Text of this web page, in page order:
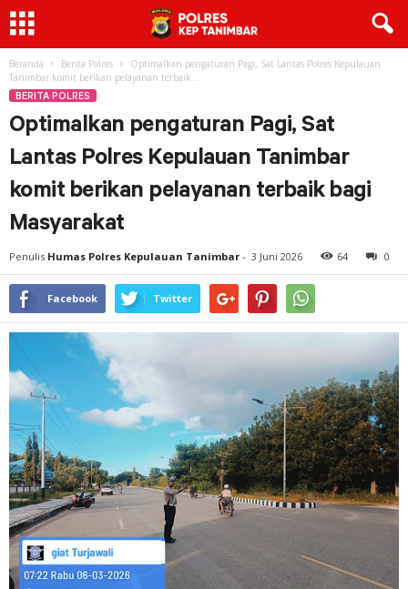
Beranda Berita Polres
Optimalkan pengaturan Pagi, Sat Lantas Polres Kepulauan
Tanimbar komit berikan pelayanan terbaik...
BERITA POLRES
Optimalkan pengaturan Pagi, Sat
Lantas Polres Kepulauan Tanimbar
komit berikan pelayanan terbaik bagi
Masyarakat
Penulis Humas Polres Kepulauan Tanimbar - 3 Juni 2026 64 0
Facebook Twitter